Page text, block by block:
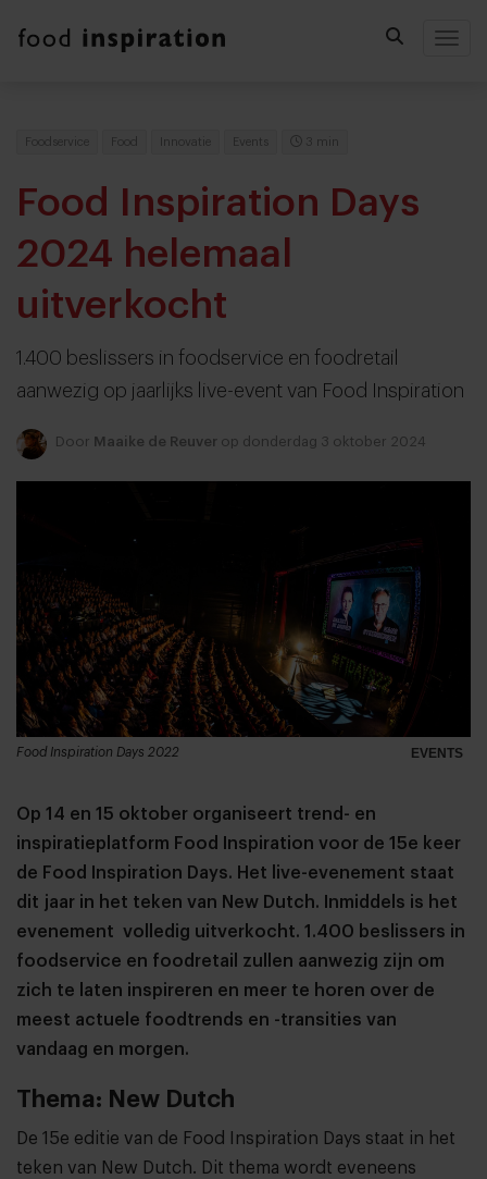
Foodservice Food Innovatie Events 3 min
Food Inspiration Days
2024 helemaal
uitverkocht
1.400 beslissers in foodservice en foodretail
aanwezig op jaarlijks live-event van Food Inspiration
Door Maaike de Reuver op donderdag 3 oktober 2024
EVENTS
Food Inspiration Days 2022
Op 14 en 15 oktober organiseert trend- en
inspiratieplatform Food Inspiration voor de 15e keer
de Food Inspiration Days. Het live-evenement staat
dit jaar in het teken van New Dutch. Inmiddels is het
evenement volledig uitverkocht. 1.400 beslissers in
foodservice en foodretail zullen aanwezig zijn om
zich te laten inspireren en meer te horen over de
meest actuele foodtrends en -transities van
vandaag en morgen.
Thema: New Dutch
De 15e editie van de Food Inspiration Days staat in het
teken van New Dutch. Dit thema wordt eveneens